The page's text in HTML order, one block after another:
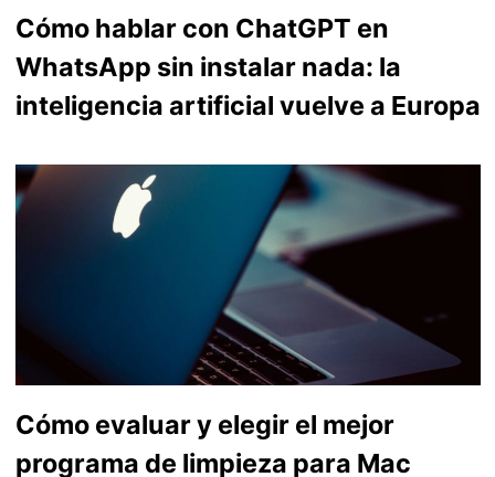
Cómo hablar con ChatGPT en
WhatsApp sin instalar nada: la
inteligencia artificial vuelve a Europa
Cómo evaluar y elegir el mejor
programa de limpieza para Mac